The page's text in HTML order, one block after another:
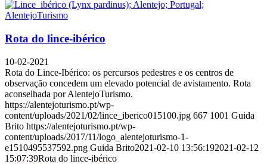
Rota do lince-ibérico
10-02-2021
Rota do Lince-Ibérico: os percursos pedestres e os centros de
observação concedem um elevado potencial de avistamento. Rota
aconselhada por AlentejoTurismo.
https://alentejoturismo.pt/wp-
content/uploads/2021/02/lince_iberico015100.jpg 667 1001 Guida
Brito https://alentejoturismo.pt/wp-
content/uploads/2017/11/logo_alentejoturismo-1-
e1510495537592.png Guida Brito2021-02-10 13:56:192021-02-12
15:07:39Rota do lince-ibérico